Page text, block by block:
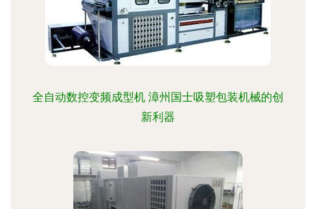
全自动数控变频成型机 漳州国士吸塑包装机械的创
新利器